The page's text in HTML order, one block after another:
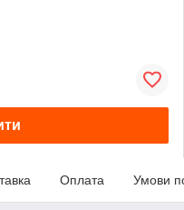
Оплата Умови